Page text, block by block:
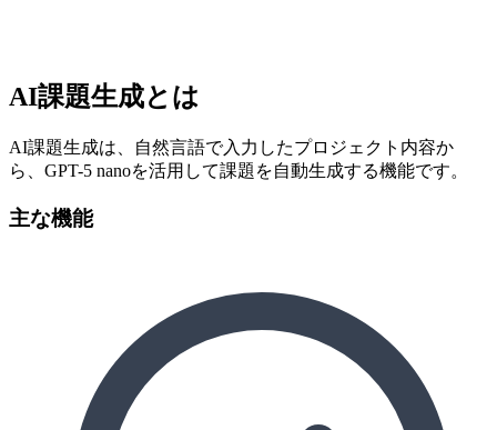
AI課題生成とは
AI課題生成は、自然言語で入力したプロジェクト内容か
ら、GPT-5 nanoを活用して課題を自動生成する機能です。
主な機能